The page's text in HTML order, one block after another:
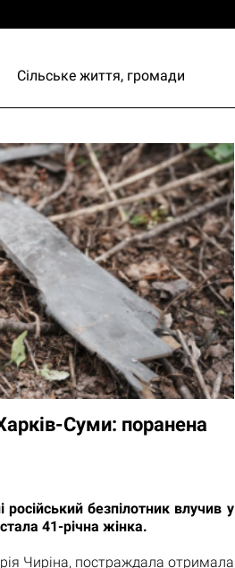
Сільське життя, громади
Суми: поранена
безпілотник влучив у
41-річна жінка.
Чиріна, постраждала отримала